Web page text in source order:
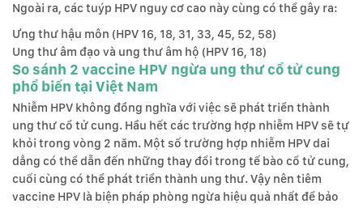
Ngoài ra, các tuýp HPV nguy cơ cao này cùng có thể gây ra:
Ưng thư hậu môn (HPV 16, 18, 31, 33, 45, 52, 58)
Ung thư âm đạo và ung thư âm hộ (HPV 16, 18)
So sánh 2 vaccine HPV ngừa ung thư cổ tử cung
phổ biến tại Việt Nam
Nhiễm HPV không đồng nghĩa với việc sẽ phát triển thành
ung thư cổ tử cung. Hầu hết các trường hợp nhiễm HPV sẽ tự
khỏi trong vòng 2 năm. Một số trường hợp nhiễm HPV dai
dẳng có thể dẫn đến những thay đổi trong tế bào cổ tử cung,
cuối cùng có thể phát triển thành ung thư. Vậy nên tiêm
vaccine HPV là biện pháp phòng ngừa hiệu quả nhất để bảo